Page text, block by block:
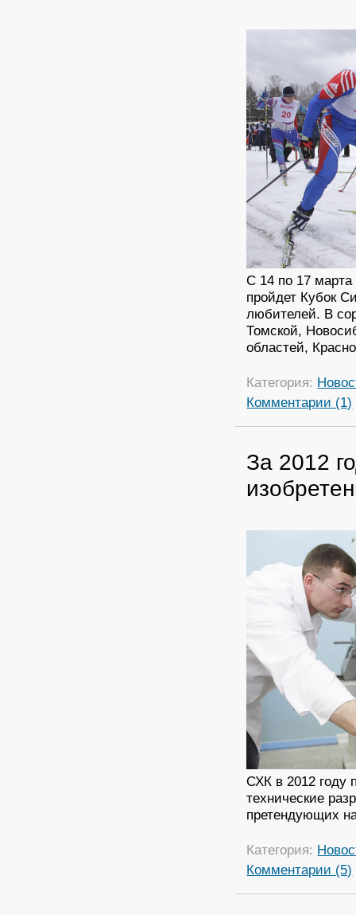
С 14 по 17
пройдет Кубок
любителей. В
Томской,
областей,
Категория:
Комментарии (1)
За 2012
СХК в 2012 году
технические
претендующих
Категория:
Комментарии (5)